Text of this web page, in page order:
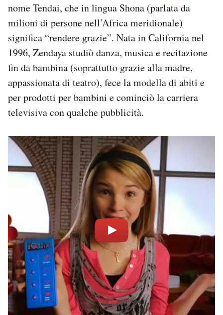
nome Tendai, che in lingua Shona (parlata da
milioni di persone nell’Africa meridionale)
significa “rendere grazie”. Nata in California nel
1996, Zendaya studiò danza, musica e recitazione
fin da bambina (soprattutto grazie alla madre,
appassionata di teatro), fece la modella di abiti e
per prodotti per bambini e cominciò la carriera
televisiva con qualche pubblicità.